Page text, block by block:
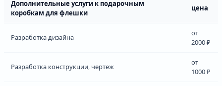
Дополнительные услуги к подарочным
коробкам для флешки
цена
Разработка дизайна
от
2000 ₽
Разработка конструкции, чертеж
от
1000 ₽